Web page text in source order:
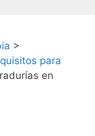
>
para
en